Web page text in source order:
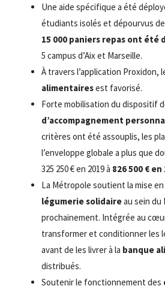
Une aide spécifique a été
étudiants isolés et dépourvus
15 000 paniers repas ont
5 campus d’Aix et Marseille.
À travers l’application Proxidon,
alimentairesest favorisé.
Forte mobilisation du dispositif
d’accompagnement
critères ont été assouplis, les
l’enveloppe globale a plus que
325 250 € en 2019 à 826 500 € en
La Métropole soutient la mise en
légumerie solidaireau sein du
prochainement. Intégrée au
transformer et conditionner les
avant de les livrer à la banque
distribués.
Soutenir le fonctionnement des